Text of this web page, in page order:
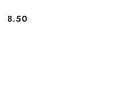
Cena:
8.50